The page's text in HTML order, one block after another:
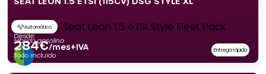
Automático
Híbrido gasolina
Desde:
284€/mes+IVA
Todo incluido
Entrega rápida